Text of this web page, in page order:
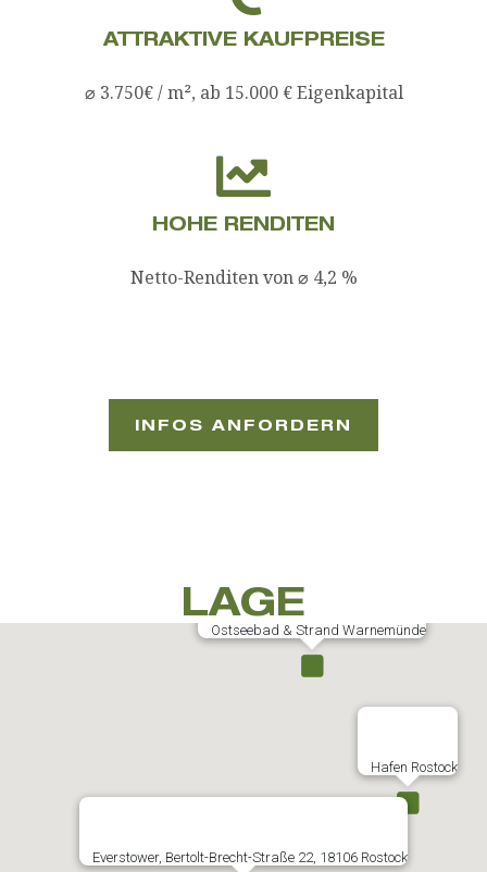
ATTRAKTIVE KAUFPREISE
⌀ 3.750€ / m², ab 15.000 € Eigenkapital
HOHE RENDITEN
Netto-Renditen von ⌀ 4,2 %
INFOS ANFORDERN
LAGE
Everstower, Bertolt-Brecht-Straße 22, 18106 Rostock
Ostseebad & Strand Warnemünde
Hafen Rostock